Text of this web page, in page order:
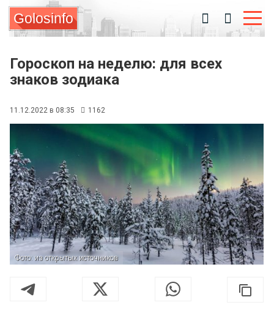
Golosinfo
Гороскоп на неделю: для всех
знаков зодиака
11.12.2022 в 08:35 1162
Фото: из открытых источников